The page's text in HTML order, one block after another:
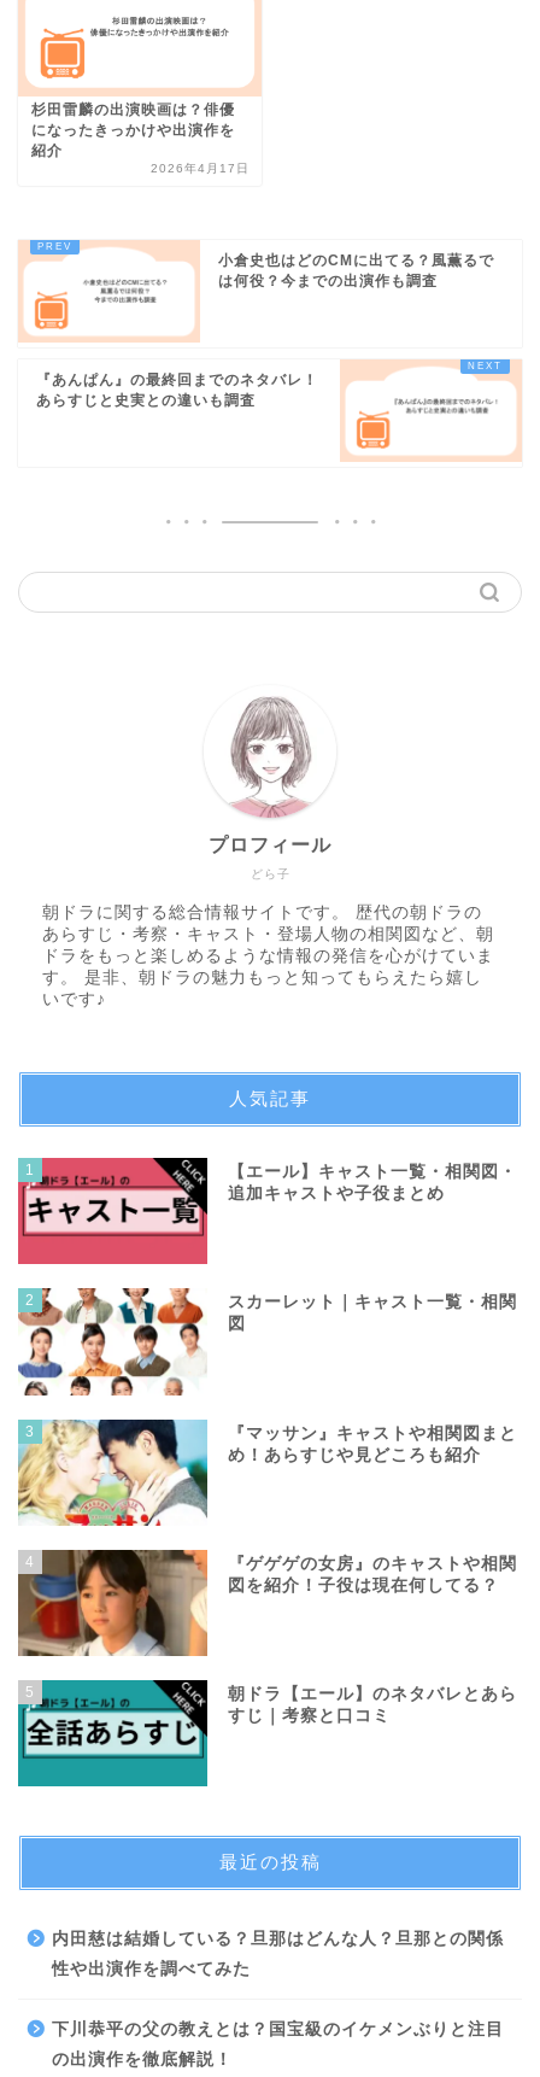
杉田雷麟の出演映画は？俳優
になったきっかけや出演作を
紹介
2026年4月17日
小倉史也はどのCMに出てる？風薫るで
は何役？今までの出演作も調査
『あんぱん』の最終回までのネタバレ！
あらすじと史実との違いも調査
どら子
プロフィール
朝ドラに関する総合情報サイトです。 歴代の朝ドラの
あらすじ・考察・キャスト・登場人物の相関図など、朝
ドラをもっと楽しめるような情報の発信を心がけていま
す。 是非、朝ドラの魅力もっと知ってもらえたら嬉し
いです♪
人気記事
1
【エール】キャスト一覧・相関図・
追加キャストや子役まとめ
2
スカーレット｜キャスト一覧・相関
図
3
『マッサン』キャストや相関図まと
め！あらすじや見どころも紹介
4
『ゲゲゲの女房』のキャストや相関
図を紹介！子役は現在何してる？
5
朝ドラ【エール】のネタバレとあら
すじ｜考察と口コミ
最近の投稿
内田慈は結婚している？旦那はどんな人？旦那との関係
性や出演作を調べてみた
下川恭平の父の教えとは？国宝級のイケメンぶりと注目
の出演作を徹底解説！